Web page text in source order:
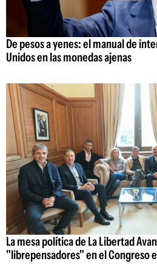
De pesos a yenes: el manual de
Unidos en las monedas ajenas
La mesa política de La Libertad
"librepensadores" en el Congreso